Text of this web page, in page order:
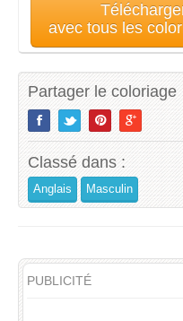
avec tous les
Partager le coloriage
Classé dans :
Anglais Masculin
PUBLICITÉ